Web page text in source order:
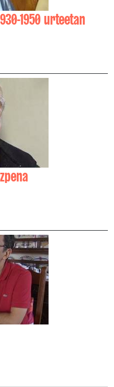
1950 urteetan